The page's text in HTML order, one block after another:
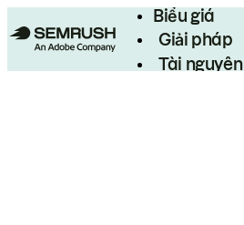
Biểu giá
Giải pháp
Tài nguyên